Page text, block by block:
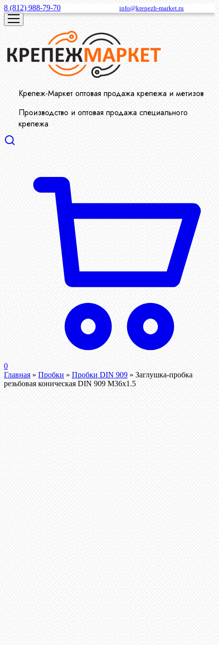
8 (812) 988-79-70 info@krepezh-market.ru
Крепеж-Маркет оптовая продажа крепежа и метизов
Производство и оптовая продажа специального
крепежа
0
Главная » Пробки » Пробки DIN 909 » Заглушка-пробка
резьбовая коническая DIN 909 М36х1.5